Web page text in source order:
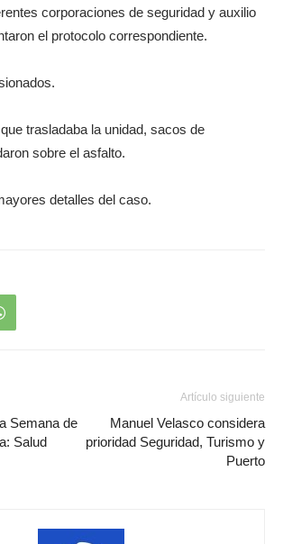
corporaciones de seguridad y auxilio
el protocolo correspondiente.
trasladaba la unidad, sacos de
sobre el asfalto.
detalles del caso.
Semana de
Salud
Artículo siguiente
Manuel Velasco considera
prioridad Seguridad, Turismo y
Puerto